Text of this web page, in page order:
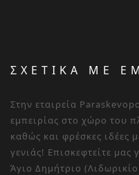
ΣΧΕΤΙΚΑ ΜΕ
Στην εταιρεία
εμπειρίας στο χώρο του
καθώς και φρέσκες ιδέες
γενιάς! Επισκεφτείτε μας
Άγιο Δημήτριο